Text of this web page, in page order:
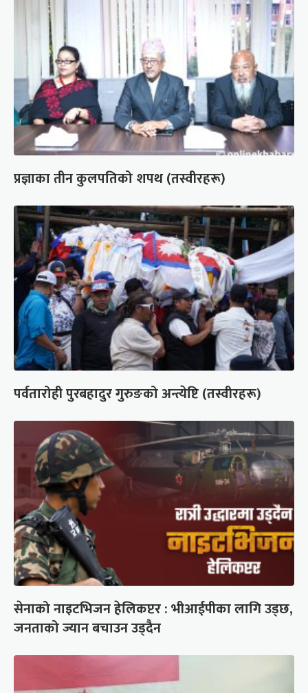
प्रज्ञाका तीन कुलपतिको शपथ (तस्वीरहरू)
पर्वतारोही पुरबहादुर गुरुङको अन्त्येष्टि (तस्वीरहरू)
सेनाको नाइटभिजन हेलिकप्टर : भीआईपीका लागि उड्छ,
जनताको ज्यान बचाउन उड्दैन